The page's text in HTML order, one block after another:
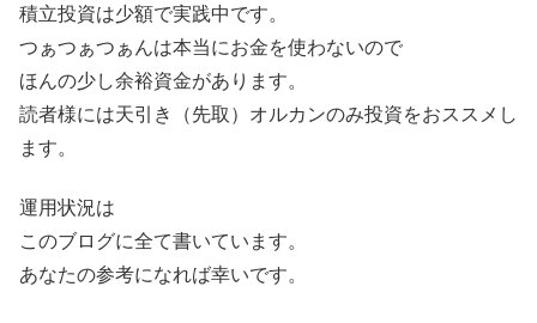
積立投資は少額で実践中です。
つぁつぁつぁんは本当にお金を使わないので
ほんの少し余裕資金があります。
読者様には天引き（先取）オルカンのみ投資をおススメし
ます。
運用状況は
このブログに全て書いています。
あなたの参考になれば幸いです。